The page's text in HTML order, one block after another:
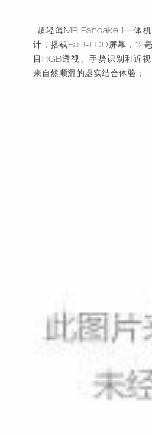
-超轻薄MR Pancake 1一体
计，搭载Fast-LCD屏幕，12
目RGB透视、手势识别和近
来自然顺滑的虚实结合体验；